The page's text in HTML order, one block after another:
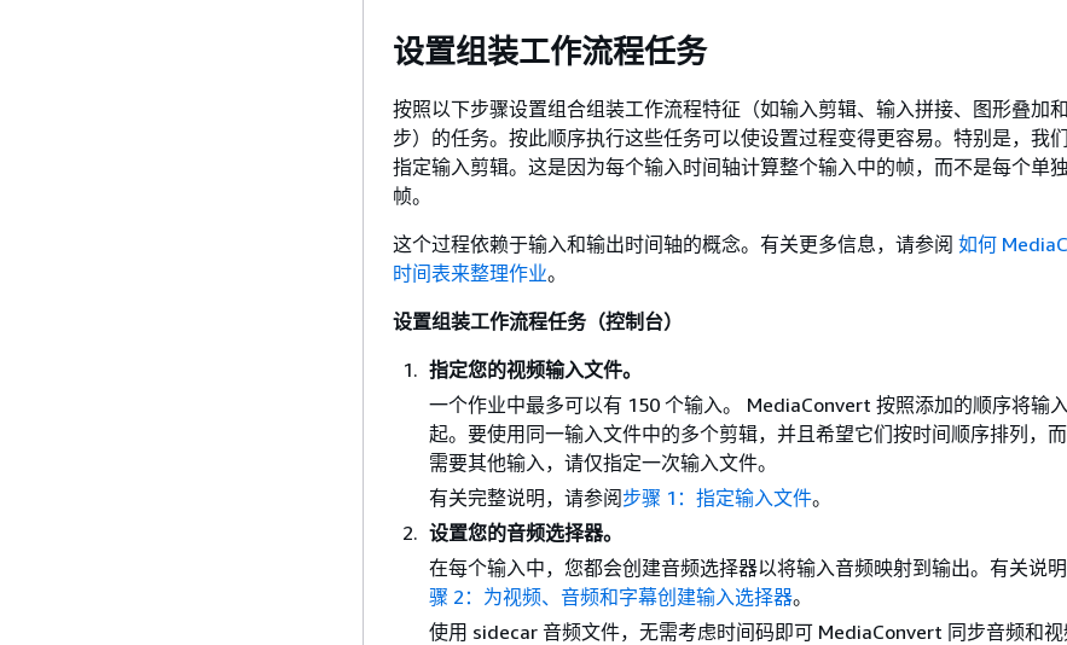
设置组装工作流程任务
按照以下步骤设置组合组装工作流程特征（如输入剪辑、输入拼接、图形叠加
步）的任务。按此顺序执行这些任务可以使设置过程变得更容易。特别是，我
指定输入剪辑。这是因为每个输入时间轴计算整个输入中的帧，而不是每个单
帧。
这个过程依赖于输入和输出时间轴的概念。有关更多信息，请参阅 如何
时间表来整理作业。
设置组装工作流程任务（控制台）
指定您的视频输入文件。
一个作业中最多可以有 150 个输入。 MediaConvert 按照添加的顺序将输
起。要使用同一输入文件中的多个剪辑，并且希望它们按时间顺序排列，
需要其他输入，请仅指定一次输入文件。
有关完整说明，请参阅步骤 1：指定输入文件。
设置您的音频选择器。
在每个输入中，您都会创建音频选择器以将输入音频映射到输出。有关说
骤 2：为视频、音频和字幕创建输入选择器。
使用 sidecar 音频文件，无需考虑时间码即可 MediaConvert 同步音频和视